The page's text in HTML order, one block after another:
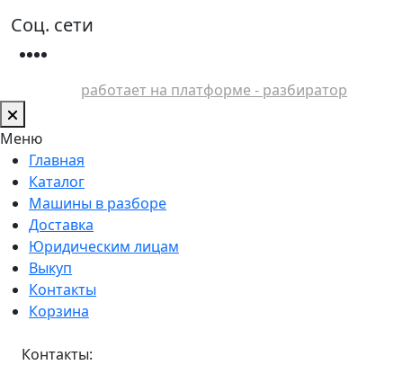
Соц. сети
работает на платформе - разбиратор
Меню
Главная
Каталог
Машины в разборе
Доставка
Юридическим лицам
Выкуп
Контакты
Корзина
Контакты: